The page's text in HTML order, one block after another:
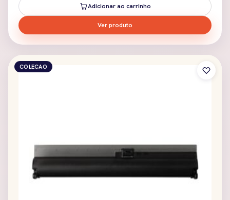
Adicionar ao carrinho
Ver produto
COLECAO